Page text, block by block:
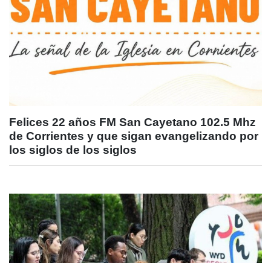
Felices 22 años FM San Cayetano 102.5 Mhz
de Corrientes y que sigan evangelizando por
los siglos de los siglos